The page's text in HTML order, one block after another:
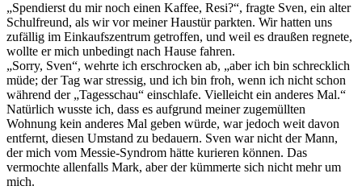
„Spendierst du mir noch einen Kaffee, Resi?“, fragte Sven, ein alter
Schulfreund, als wir vor meiner Haustür parkten. Wir hatten uns
zufällig im Einkaufszentrum getroffen, und weil es draußen regnete,
wollte er mich unbedingt nach Hause fahren.
„Sorry, Sven“, wehrte ich erschrocken ab, „aber ich bin schrecklich
müde; der Tag war stressig, und ich bin froh, wenn ich nicht schon
während der „Tagesschau“ einschlafe. Vielleicht ein anderes Mal.“
Natürlich wusste ich, dass es aufgrund meiner zugemüllten
Wohnung kein anderes Mal geben würde, war jedoch weit davon
entfernt, diesen Umstand zu bedauern. Sven war nicht der Mann,
der mich vom Messie-Syndrom hätte kurieren können. Das
vermochte allenfalls Mark, aber der kümmerte sich nicht mehr um
mich.